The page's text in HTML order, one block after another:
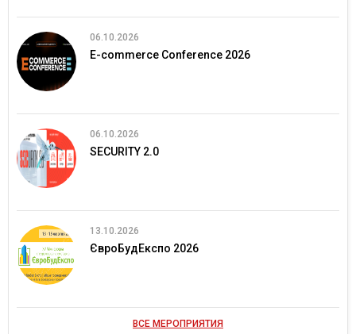
06.10.2026
E-commerce Conference 2026
06.10.2026
SECURITY 2.0
13.10.2026
ЄвроБудЕкспо 2026
ВСЕ МЕРОПРИЯТИЯ